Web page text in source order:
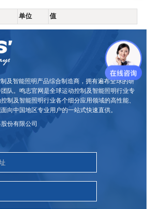
单位 值
及智能照明产品综合制造商，拥有遍布全球的研
队。鸣志官网是全球运动控制及智能照明行业专
制及智能照明行业各个细分应用领域的高性能、
向中国地区专业用户的一站式快速直供。
份有限公司